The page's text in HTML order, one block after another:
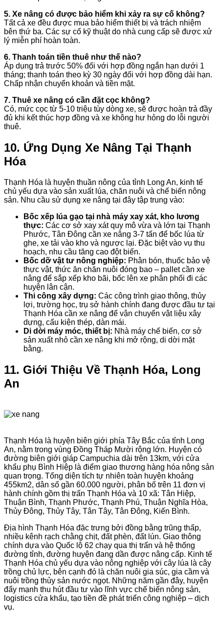
5. Xe nâng có được bảo hiểm khi xảy ra sự cố không?
Tất cả xe đều được mua bảo hiểm thiết bị và trách nhiệm
bên thứ ba. Các sự cố kỹ thuật do nhà cung cấp sẽ được xử
lý miễn phí hoàn toàn.
6. Thanh toán tiền thuê như thế nào?
Áp dụng trả trước 50% đối với hợp đồng ngắn hạn dưới 1
tháng; thanh toán theo kỳ 30 ngày đối với hợp đồng dài hạn.
Chấp nhận chuyển khoản và tiền mặt.
7. Thuê xe nâng có cần đặt cọc không?
Có, mức cọc từ 5-10 triệu tùy dòng xe, sẽ được hoàn trả đầy
đủ khi kết thúc hợp đồng và xe không hư hỏng do lỗi người
thuê.
10. Ứng Dụng Xe Nâng Tại Thạnh
Hóa
Thạnh Hóa là huyện thuần nông của tỉnh Long An, kinh tế
chủ yếu dựa vào sản xuất lúa, chăn nuôi và chế biến nông
sản. Nhu cầu sử dụng xe nâng tại đây tập trung vào:
Bốc xếp lúa gạo tại nhà máy xay xát, kho lương
thực: Các cơ sở xay xát quy mô vừa và lớn tại Thạnh
Phước, Tân Đông cần xe nâng 3-7 tấn để bốc lúa từ
ghe, xe tải vào kho và ngược lại. Đặc biệt vào vụ thu
hoạch, nhu cầu tăng cao đột biến.
Bốc dỡ vật tư nông nghiệp: Phân bón, thuốc bảo vệ
thực vật, thức ăn chăn nuôi đóng bao – pallet cần xe
nâng để sắp xếp kho bãi, bốc lên xe phân phối đi các
huyện lân cận.
Thi công xây dựng: Các công trình giao thông, thủy
lợi, trường học, trụ sở hành chính đang được đầu tư tại
Thạnh Hóa cần xe nâng để vận chuyển vật liệu xây
dựng, cấu kiện thép, dàn mái.
Di dời máy móc, thiết bị: Nhà máy chế biến, cơ sở
sản xuất nhỏ cần xe nâng khi mở rộng, di dời mặt
bằng.
11. Giới Thiệu Về Thạnh Hóa, Long
An
Thạnh Hóa là huyện biên giới phía Tây Bắc của tỉnh Long
An, nằm trong vùng Đồng Tháp Mười rộng lớn. Huyện có
đường biên giới giáp Campuchia dài trên 13km, với cửa
khẩu phụ Bình Hiệp là điểm giao thương hàng hóa nông sản
quan trọng. Tổng diện tích tự nhiên toàn huyện khoảng
455km2, dân số gần 60.000 người, phân bố trên 11 đơn vị
hành chính gồm thị trấn Thạnh Hóa và 10 xã: Tân Hiệp,
Thuận Bình, Thạnh Phước, Thạnh Phú, Thuận Nghĩa Hòa,
Thủy Đông, Thủy Tây, Tân Tây, Tân Đông, Kiến Bình.
Địa hình Thạnh Hóa đặc trưng bởi đồng bằng trũng thấp,
nhiều kênh rạch chằng chịt, đất phèn, đất lún. Giao thông
chính dựa vào Quốc lộ 62 chạy qua thị trấn và hệ thống
đường tỉnh, đường huyện đang dần được nâng cấp. Kinh tế
Thạnh Hóa chủ yếu dựa vào nông nghiệp với cây lúa là cây
trồng chủ lực, bên cạnh đó là chăn nuôi gia súc, gia cầm và
nuôi trồng thủy sản nước ngọt. Những năm gần đây, huyện
đẩy mạnh thu hút đầu tư vào lĩnh vực chế biến nông sản,
logistics cửa khẩu, tạo tiền đề phát triển công nghiệp – dịch
vụ.